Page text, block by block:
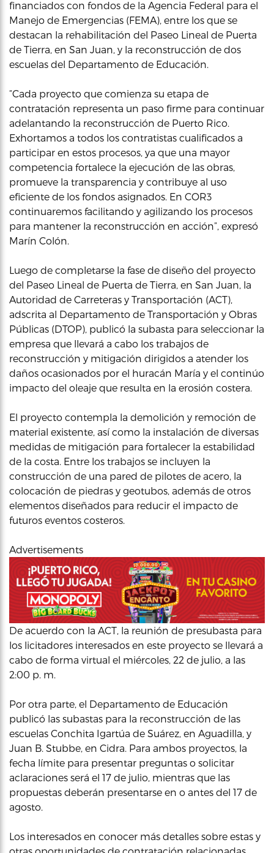
financiados con fondos de la Agencia Federal para el
Manejo de Emergencias (FEMA), entre los que se
destacan la rehabilitación del Paseo Lineal de Puerta
de Tierra, en San Juan, y la reconstrucción de dos
escuelas del Departamento de Educación.
“Cada proyecto que comienza su etapa de
contratación representa un paso firme para continuar
adelantando la reconstrucción de Puerto Rico.
Exhortamos a todos los contratistas cualificados a
participar en estos procesos, ya que una mayor
competencia fortalece la ejecución de las obras,
promueve la transparencia y contribuye al uso
eficiente de los fondos asignados. En COR3
continuaremos facilitando y agilizando los procesos
para mantener la reconstrucción en acción”, expresó
Marín Colón.
Luego de completarse la fase de diseño del proyecto
del Paseo Lineal de Puerta de Tierra, en San Juan, la
Autoridad de Carreteras y Transportación (ACT),
adscrita al Departamento de Transportación y Obras
Públicas (DTOP), publicó la subasta para seleccionar la
empresa que llevará a cabo los trabajos de
reconstrucción y mitigación dirigidos a atender los
daños ocasionados por el huracán María y el continúo
impacto del oleaje que resulta en la erosión costera.
El proyecto contempla la demolición y remoción de
material existente, así como la instalación de diversas
medidas de mitigación para fortalecer la estabilidad
de la costa. Entre los trabajos se incluyen la
construcción de una pared de pilotes de acero, la
colocación de piedras y geotubos, además de otros
elementos diseñados para reducir el impacto de
futuros eventos costeros.
Advertisements
De acuerdo con la ACT, la reunión de presubasta para
los licitadores interesados en este proyecto se llevará a
cabo de forma virtual el miércoles, 22 de julio, a las
2:00 p. m.
Por otra parte, el Departamento de Educación
publicó las subastas para la reconstrucción de las
escuelas Conchita Igartúa de Suárez, en Aguadilla, y
Juan B. Stubbe, en Cidra. Para ambos proyectos, la
fecha límite para presentar preguntas o solicitar
aclaraciones será el 17 de julio, mientras que las
propuestas deberán presentarse en o antes del 17 de
agosto.
Los interesados en conocer más detalles sobre estas y